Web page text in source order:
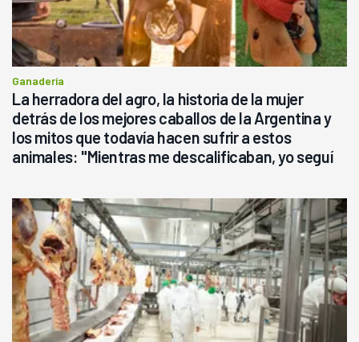
Ganadería
La herradora del agro, la historia de la mujer
detrás de los mejores caballos de la Argentina y
los mitos que todavía hacen sufrir a estos
animales: "Mientras me descalificaban, yo seguí